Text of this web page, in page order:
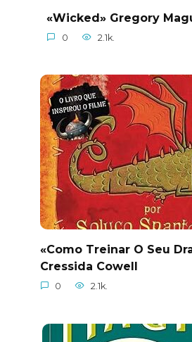
«Wicked» Gregory
0 2.1k.
«Como Treinar O Seu
Cressida Cowell
0 2.1k.